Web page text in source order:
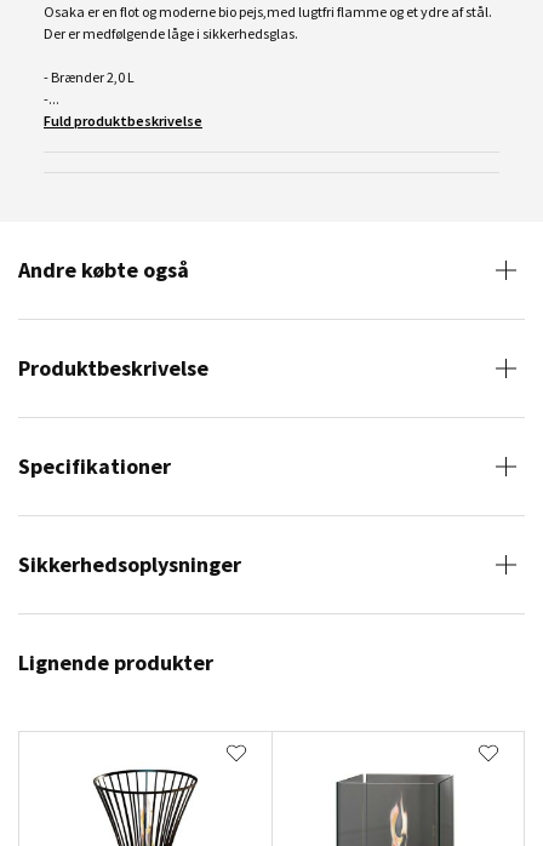
Osaka er en flot og moderne bio pejs,med lugtfri flamme og et ydre af stål.
Der er medfølgende låge i sikkerhedsglas.
- Brænder 2,0 L
-...
Fuld produktbeskrivelse
Andre købte også
Produktbeskrivelse
Specifikationer
Sikkerhedsoplysninger
Lignende produkter